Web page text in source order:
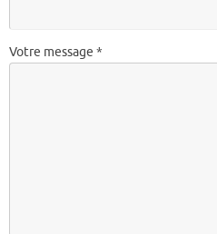
Votre message *